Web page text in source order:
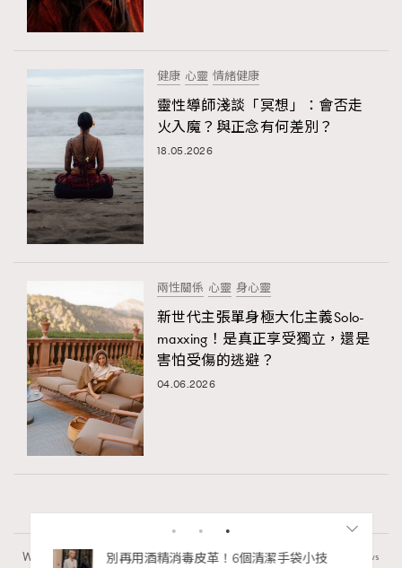
健康 心靈 情緒健康
靈性導師淺談「冥想」：會否走
火入魔？與正念有何差別？
18.05.2026
兩性關係 心靈 身心靈
新世代主張單身極大化主義Solo-
maxxing！是真正享受獨立，還是
害怕受傷的逃避？
04.06.2026
Wellness 70 views
的顯
別再用酒精消毒皮革！6個清潔手袋小技